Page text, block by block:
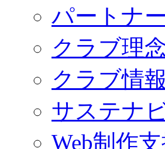
パートナ
クラブ理
クラブ情報
サステナ
Web制作